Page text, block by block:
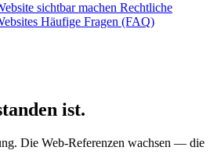
sichtbar machen Rechtliche
Häufige Fragen (FAQ)
ist.
Die Web-Referenzen wachsen — die